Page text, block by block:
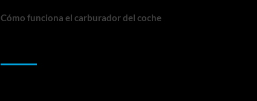
Cómo funciona el carburador del coche